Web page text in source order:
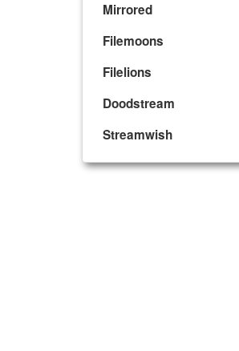
Mirrored
Filemoons
Filelions
Doodstream
Streamwish